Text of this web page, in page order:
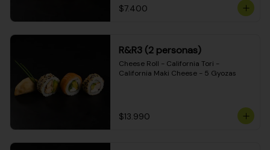
$7.400
R&R3 (2 personas)
Cheese Roll - California Tori -
California Maki Cheese - 5 Gyozas
$13.990